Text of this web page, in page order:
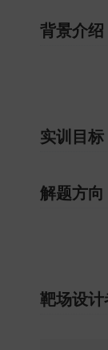
背景介绍
实训目标
解题方向
靶场设